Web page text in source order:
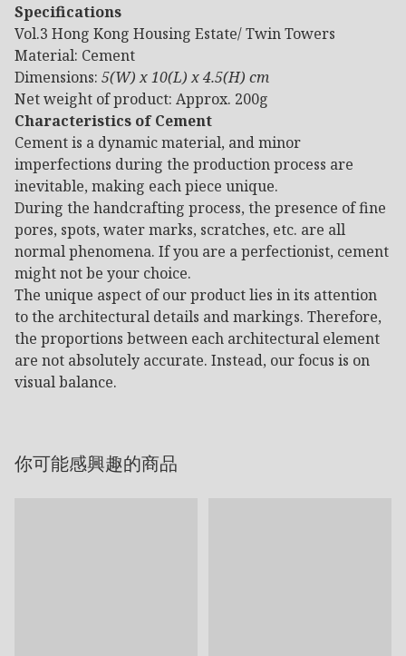
Specifications
Vol.3 Hong Kong Housing Estate/ Twin Towers
Material: Cement
Dimensions: 5(W) x 10(L) x 4.5(H) cm
Net weight of product: Approx. 200g
Characteristics of Cement
Cement is a dynamic material, and minor
imperfections during the production process are
inevitable, making each piece unique.
During the handcrafting process, the presence of fine
pores, spots, water marks, scratches, etc. are all
normal phenomena. If you are a perfectionist, cement
might not be your choice.
The unique aspect of our product lies in its attention
to the architectural details and markings. Therefore,
the proportions between each architectural element
are not absolutely accurate. Instead, our focus is on
visual balance.
你可能感興趣的商品